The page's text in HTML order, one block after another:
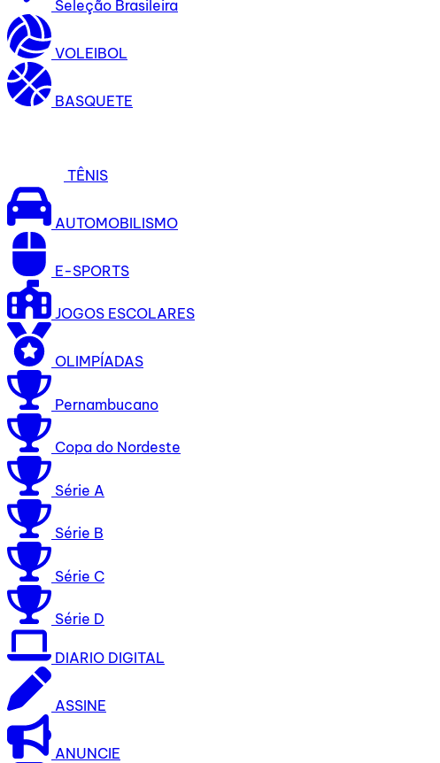
Seleção Brasileira
VOLEIBOL
BASQUETE
TÊNIS
AUTOMOBILISMO
E-SPORTS
JOGOS ESCOLARES
OLIMPÍADAS
Pernambucano
Copa do Nordeste
Série A
Série B
Série C
Série D
DIARIO DIGITAL
ASSINE
ANUNCIE